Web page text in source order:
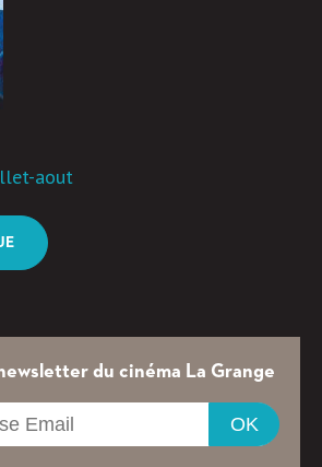
aout
du cinéma La Grange
OK